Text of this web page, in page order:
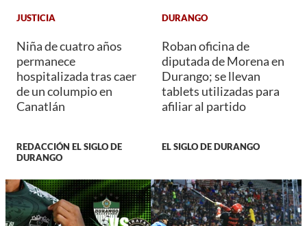
JUSTICIA
Niña de cuatro años
permanece
hospitalizada tras caer
de un columpio en
Canatlán
REDACCIÓN EL SIGLO DE
DURANGO
DURANGO
Roban oficina de
diputada de Morena en
Durango; se llevan
tablets utilizadas para
afiliar al partido
EL SIGLO DE DURANGO